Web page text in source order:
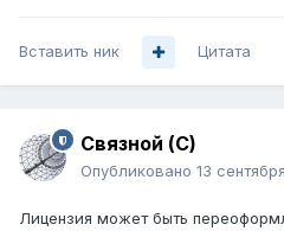
Вставить ник Цитата
Связной (С)
Опубликовано 13
Лицензия может быть